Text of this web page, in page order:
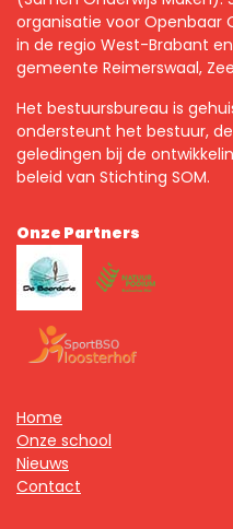
organisatie voor Openbaar
in de regio West-Brabant
gemeente Reimerswaal,
Het bestuursbureau is
ondersteunt het bestuur,
geledingen bij de
beleid van Stichting SOM.
Onze Partners
Home
Onze school
Nieuws
Contact